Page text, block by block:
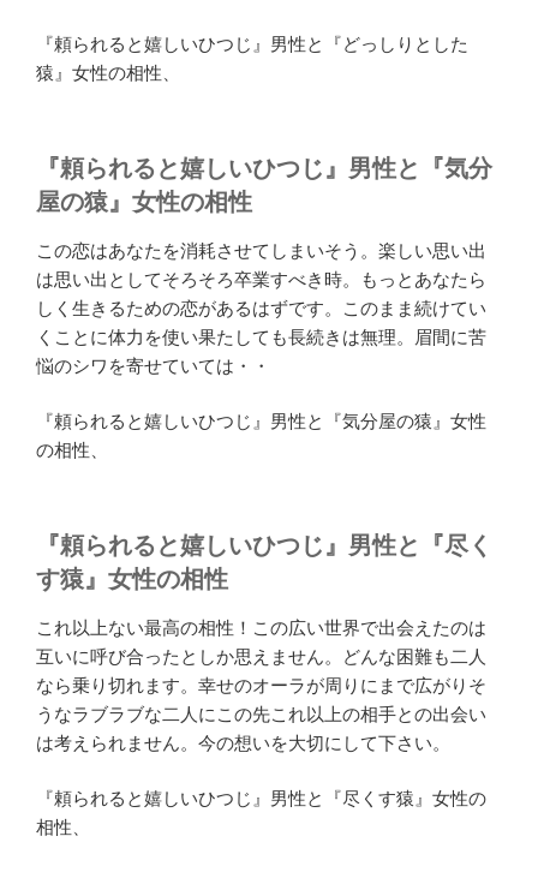
『頼られると嬉しいひつじ』男性と『どっしりとした
猿』女性の相性、
『頼られると嬉しいひつじ』男性と『気分
屋の猿』女性の相性
この恋はあなたを消耗させてしまいそう。楽しい思い出
は思い出としてそろそろ卒業すべき時。もっとあなたら
しく生きるための恋があるはずです。このまま続けてい
くことに体力を使い果たしても長続きは無理。眉間に苦
悩のシワを寄せていては・・
『頼られると嬉しいひつじ』男性と『気分屋の猿』女性
の相性、
『頼られると嬉しいひつじ』男性と『尽く
す猿』女性の相性
これ以上ない最高の相性！この広い世界で出会えたのは
互いに呼び合ったとしか思えません。どんな困難も二人
なら乗り切れます。幸せのオーラが周りにまで広がりそ
うなラブラブな二人にこの先これ以上の相手との出会い
は考えられません。今の想いを大切にして下さい。
『頼られると嬉しいひつじ』男性と『尽くす猿』女性の
相性、